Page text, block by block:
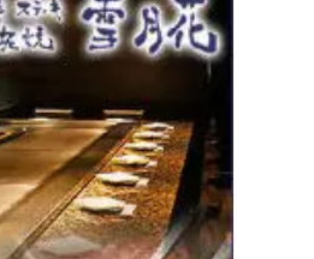
会員登録
お知らせ
トップ